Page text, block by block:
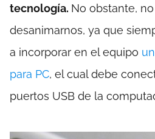
tecnología. No obstante,
desanimarnos, ya que
a incorporar en el equipo
para PC, el cual debe
puertos USB de la